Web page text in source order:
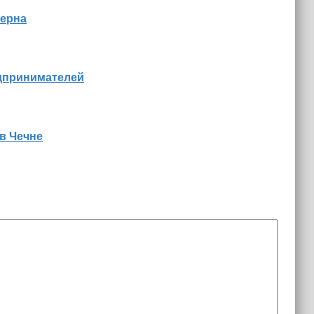
Чечне